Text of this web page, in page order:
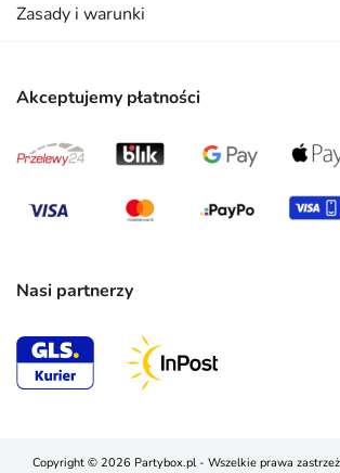
Akceptujemy płatności
Nasi partnerzy
Zasady i warunki
Copyright © 2026 Partybox.pl - Wszelkie prawa